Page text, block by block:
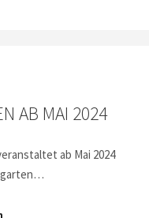
AB MAI 2024
ab Mai 2024